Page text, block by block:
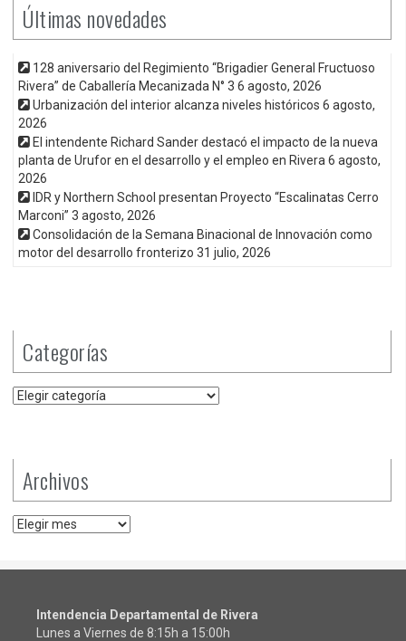
Últimas novedades
128 aniversario del Regimiento “Brigadier General Fructuoso
Rivera” de Caballería Mecanizada N° 3 6 agosto, 2026
Urbanización del interior alcanza niveles históricos 6 agosto,
2026
El intendente Richard Sander destacó el impacto de la nueva
planta de Urufor en el desarrollo y el empleo en Rivera 6 agosto,
2026
IDR y Northern School presentan Proyecto “Escalinatas Cerro
Marconi” 3 agosto, 2026
Consolidación de la Semana Binacional de Innovación como
motor del desarrollo fronterizo 31 julio, 2026
Categorías
Categorías
Archivos
Archivos
Intendencia Departamental de Rivera
Lunes a Viernes de 8:15h a 15:00h